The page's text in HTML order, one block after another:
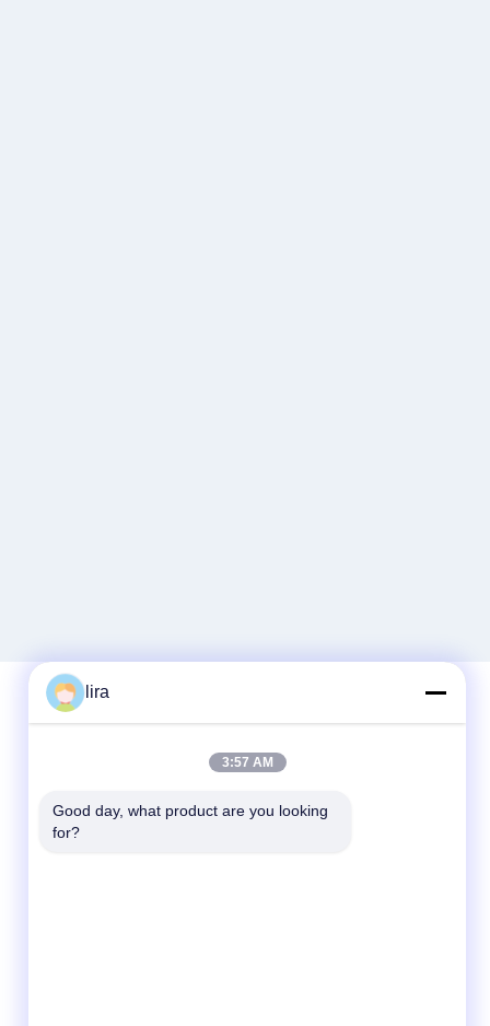
Telefon
lira
3:57 AM
Good day, what product are you looking
for?